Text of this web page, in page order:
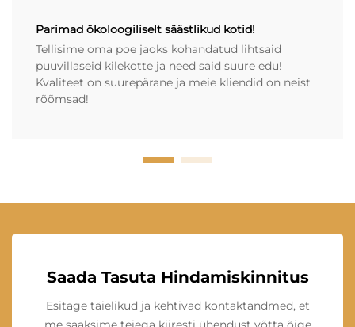
Parimad ökoloogiliselt säästlikud kotid!
Tellisime oma poe jaoks kohandatud lihtsaid
puuvillaseid kilekotte ja need said suure edu!
Kvaliteet on suurepärane ja meie kliendid on neist
rõõmsad!
Saada Tasuta Hindamiskinnitus
Esitage täielikud ja kehtivad kontaktandmed, et